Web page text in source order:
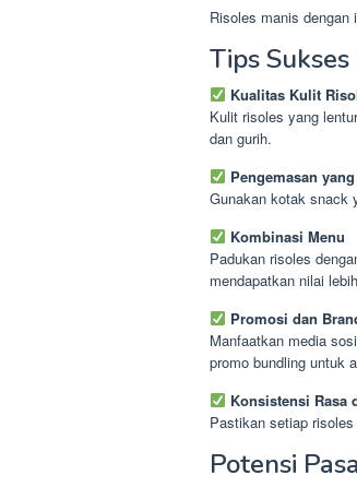
Risoles manis
Tips
Kualitas Kulit
Kulit risoles yang
dan gurih.
Pengemasan
Gunakan kotak snack
Kombinasi Menu
Padukan risoles
mendapatkan nilai
Promosi dan
Manfaatkan media
promo bundling untuk
Konsistensi Rasa
Pastikan setiap
Potensi